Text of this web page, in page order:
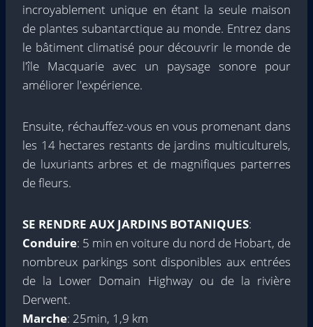
incroyablement unique en étant la seule maison
de plantes subantarctique au monde. Entrez dans
le bâtiment climatisé pour découvrir le monde de
l'île Macquarie avec un paysage sonore pour
améliorer l'expérience.
Ensuite, réchauffez-vous en vous promenant dans
les 14 hectares restants de jardins multiculturels,
de luxuriants arbres et de magnifiques parterres
de fleurs.
SE RENDRE AUX JARDINS BOTANIQUES:
Conduire: 5 min en voiture du nord de Hobart, de
nombreux parkings sont disponibles aux entrées
de la Lower Domain Highway ou de la rivière
Derwent.
Marche: 25min, 1,9 km